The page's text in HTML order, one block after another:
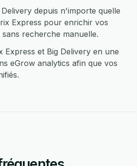
depuis n'importe quelle
Express pour enrichir vos
recherche manuelle.
Express et Big Delivery en une
eGrow analytics afin que vos